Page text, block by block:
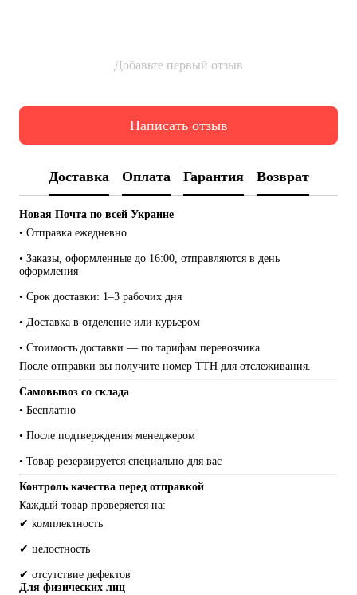
Добавьте первый отзыв
Написать отзыв
Доставка Оплата Гарантия Возврат
Новая Почта по всей Украине
• Отправка ежедневно
• Заказы, оформленные до 16:00, отправляются в день
оформления
• Срок доставки: 1–3 рабочих дня
• Доставка в отделение или курьером
• Стоимость доставки — по тарифам перевозчика
После отправки вы получите номер ТТН для отслеживания.
Самовывоз со склада
• Бесплатно
• После подтверждения менеджером
• Товар резервируется специально для вас
Контроль качества перед отправкой
Каждый товар проверяется на:
✔ комплектность
✔ целостность
✔ отсутствие дефектов
Для физических лиц